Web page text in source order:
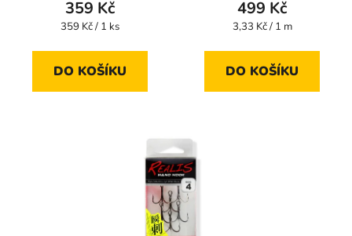
359 Kč
Měrná
359 Kč / 1 ks
DO KOŠÍKU
499 Kč
Měrná
3,33 Kč / 1 m
DO KOŠÍKU